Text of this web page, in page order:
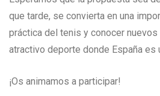
que tarde, se convierta en una
práctica del tenis y conocer
atractivo deporte donde España es
¡Os animamos a participar!